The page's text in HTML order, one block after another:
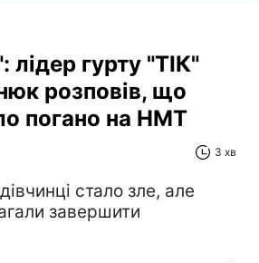
гурту "ТІК"
розповів, що
погано на НМТ
3 хв
стало зле, але
завершити